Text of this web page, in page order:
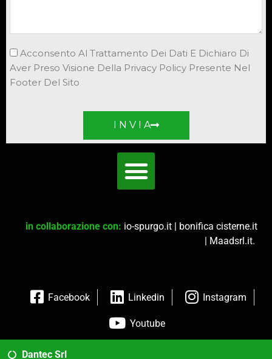
Acconsento Al Trattamento Dei Dati E Dichiaro Di
Aver Preso Visione Della Privacy Policy Presente Nel
Footer Del Sito
I N V I A
in collaborazione con: io-spurgo.it | bonifica cisterne.it
| Maadsrl.it.
Facebook Linkedin Instagram
Youtube
Dantec Srl